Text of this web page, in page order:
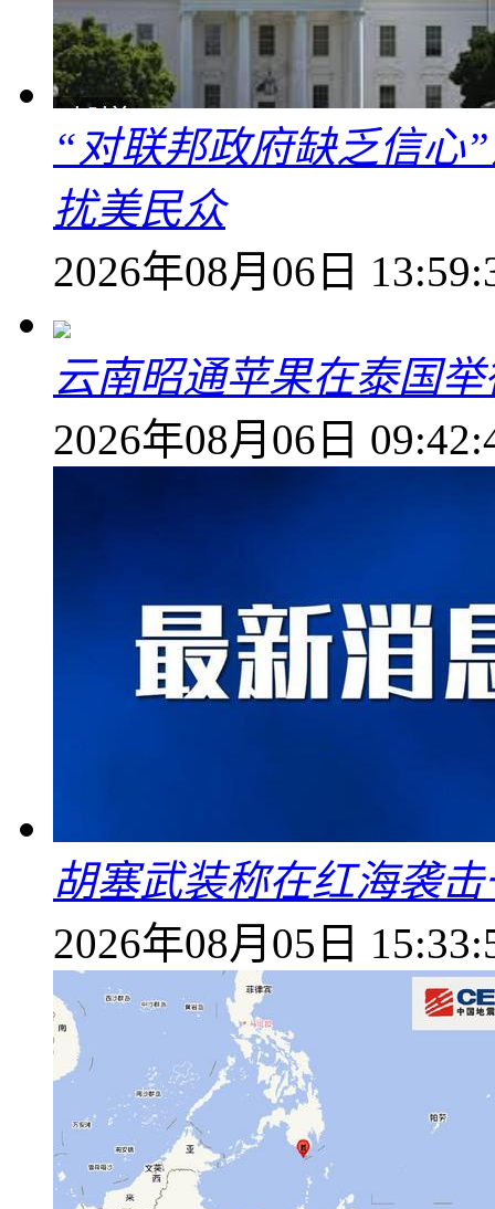
“对联邦政府缺乏信心
扰美民众
2026年08月06日
云南昭通苹果在泰国
2026年08月06日
胡塞武装称在红海袭
2026年08月05日